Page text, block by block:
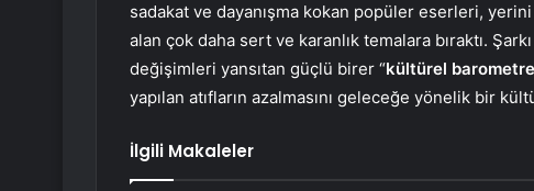
sadakat ve dayanışma kokan popüler eserleri,
alan çok daha sert ve karanlık temalara bıraktı.
değişimleri yansıtan güçlü birer “kültürel barometre
yapılan atıfların azalmasını geleceğe yönelik bir
İlgili Makaleler